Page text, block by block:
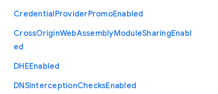
CredentialProviderPromoEnabled
CrossOriginWebAssemblyModuleSharingEnabl
ed
DHEEnabled
DNSInterceptionChecksEnabled